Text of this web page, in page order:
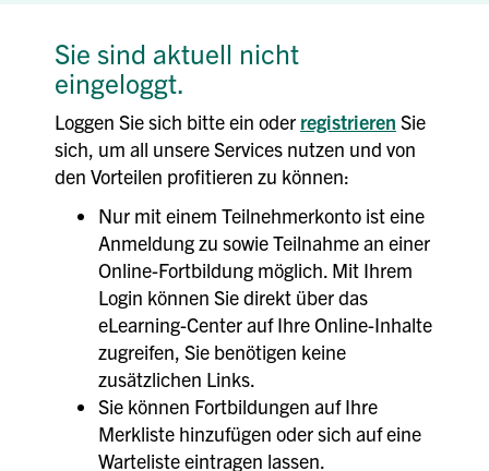
Sie sind aktuell nicht
eingeloggt.
Loggen Sie sich bitte ein oder registrieren Sie
sich, um all unsere Services nutzen und von
den Vorteilen profitieren zu können:
Nur mit einem Teilnehmerkonto ist eine
Anmeldung zu sowie Teilnahme an einer
Online-Fortbildung möglich. Mit Ihrem
Login können Sie direkt über das
eLearning-Center auf Ihre Online-Inhalte
zugreifen, Sie benötigen keine
zusätzlichen Links.
Sie können Fortbildungen auf Ihre
Merkliste hinzufügen oder sich auf eine
Warteliste eintragen lassen.